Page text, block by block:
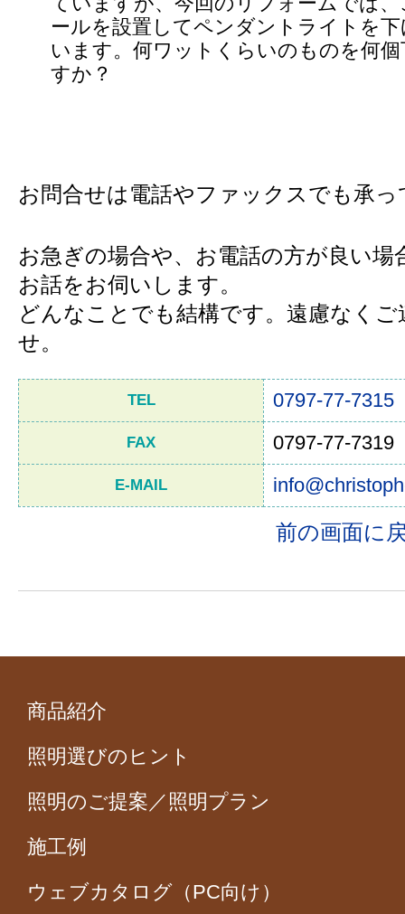
ールを設置してペンダントライトを
います。何ワットくらいのものを何
すか？
お問合せは電話やファックスでも承
お急ぎの場合や、お電話の方が良い場
お話をお伺いします。
どんなことでも結構です。遠慮なくご
せ。
TEL 0797-77-7315
FAX 0797-77-7319
E-MAIL
前の画面に
商品紹介
照明選びのヒント
照明のご提案／照明プラン
施工例
ウェブカタログ（PC向け）